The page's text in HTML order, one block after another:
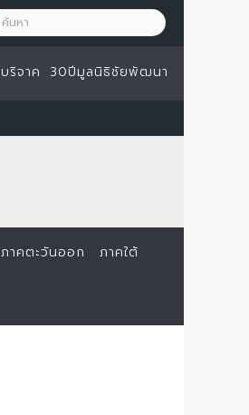
บริจาค 30ปีมูลนิธิชัยพัฒนา
ภาคตะวันออก ภาคใต้